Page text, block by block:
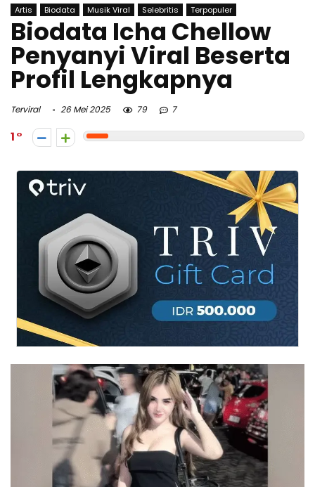
Artis
Biodata Musik Viral Selebritis Terpopuler
Biodata Icha Chellow
Penyanyi Viral Beserta
Profil Lengkapnya
Terviral 26 Mei 2025 79 7
1